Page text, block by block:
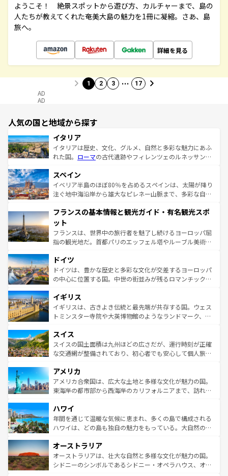
ようこそ！ 絶景スポットから遊び方、カルチャーまで、島の
人たちが教えてくれた奄美大島の魅力を1冊に凝縮。さあ、島
旅へ。
詳細を見る
1 2 3 … 17
AD
AD
人気の国と地域から探す
イタリア
イタリアは歴史、文化、グルメ、自然と多彩な魅力にあふ
れた国。 ローマの古代遺跡やフィレンツェのルネッサンス
ろん、トスカーナの美しい田園風景やアマルフィ海岸の絶
景など、自然景観も見逃せない。観光の合間には、本場の
ピザやパスタなど、絶品のイタリア料理を堪能することも
ませてくれるイタリアで、忘れられない旅をしてみよう！
なお、新着のイタリア情報は
しい。
スペイン
イベリア半島のほぼ80％を占めるスペインは、太陽が降り
注ぐ地中海沿岸から雄大なピレネー山脈まで、多彩な自然
文化が根付くこの国では、情熱的なフラメンコ、熱気あふ
れる闘牛、そして美味しいタパスが生活の一部となってい
る。首都マドリードの洗練された雰囲気や、バルセロナの
アートに溢れた街角から、地方では古代ローマ遺跡や中世
せる。地方によって風土や気候が異なるスペインはその個
性で訪れる人を魅了する。 なお、新着のスペイン情報は コ
ンテンツ一覧を参照してほしい。
フランスの基本情報と観光ガイド・有名観光スポ
ット
フランスは、世界中の旅行者を魅了し続けるヨーロッパ屈
指の観光地だ。首都パリのエッフェル塔やルーブル美術館
で、幅広い魅力が詰まっている。華麗な宮殿、歴史的な大
聖堂、美しいビーチ、そして豊かな自然が、訪れる者を心
から魅了する。また、フランスは美食の国としても知ら
いる。シャンパンの発祥地であるランス、プロヴァンスの
香り高いラベンダー畑など、多彩な楽しみ方が可能だ。さ
らに、パリ以外の地域にも魅力が溢れており、どの街角に
れる地方に足を運ぶとそれぞれで全く異なる文化を体験で
きるだろう。 なお、新着のフランス情報はコンテンツ一覧
を参照してほしい。
ドイツ
ドイツは、豊かな歴史と多彩な文化が交差するヨーロッパ
の中心に位置する国。中世の街並みが残るロマンチック街
顔を持つこの国は、どこを歩いても飽きることがない。ベ
ルリンの文化的活気、バイエルン州のアルプスの絶景、そ
してライン川沿いのワイン畑といった風景は必見。ビール
は、お酒好きな人にはぜひ体験してほしい。 なお、新着の
ドイツ情報はコンテンツ一覧を参照してほしい。
イギリス
イギリスは、古きよき伝統と最先端が共存する国。ウェス
トミンスター寺院や大英博物館のようなランドマーク、歴
リアごとに異なる魅力がある。また、優雅なアフタヌーン
ティー、ビール好きにはたまらない英国パブ、サッカー観
戦など、本場だからこそできる体験も豊富。イギリスを旅
ンツ一覧を参照してほしい。
スイス
スイスの国土面積は九州ほどの広さだが、運行時刻が正確
な交通網が整備されており、初心者でも安心して個人旅行
の建物がそのまま残る町や、スイスならではのユニークな
博物館もあり、アルプス観光だけでなく町歩きも満喫する
ことができる。国民の所得が高いため物価も高いが、旅行
ば市内交通費無料で観光を楽しむこともできる。 なお、新
着のスイス情報はコンテンツ一覧 を参照してほしい。
アメリカ
アメリカ合衆国は、広大な土地と多様な文化が魅力の国。
東海岸の都市部から西海岸のカリフォルニアまで、訪れる
のような巨大都市は、観光、ショッピング、エンターテイ
ンメントが詰まった刺激的なスポットだ。一方、アメリカ
西部には大自然が広がり、グランドキャニオンやイエロー
部のニューオーリンズでは、音楽と美食が融合した独特の
文化が魅力。旅行者はアメリカの各地域で異なる魅力を楽
しみながら、その多様性と豊かな歴史を感じることができ
ハワイ
年間を通じて温暖な気候に恵まれ、多くの島で構成される
ハワイは、どの島も独自の魅力をもっている。大自然の神
ワイ島は見逃せない。また、定番の観光地といえばオアフ
島だが、静かな自然を求めるならマウイ島やカウアイ島が
おすすめ。エメラルドグリーンに輝く海をはじめ、豊かな
オーストラリア
オーストラリアは、壮大な自然と多様な文化が魅力の国。
シドニーのシンボルであるシドニー・オペラハウス、オー